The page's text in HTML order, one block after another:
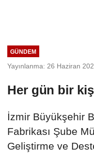
GÜNDEM
Yayınlanma: 26 Haziran
Her gün bir
İzmir Büyükşehir
Fabrikası Şube
Geliştirme ve